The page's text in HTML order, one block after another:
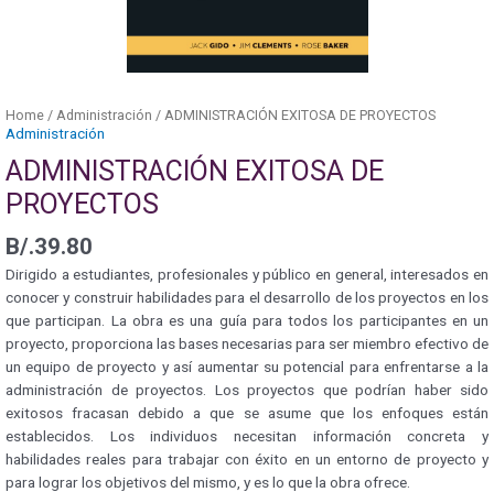
Home / Administración / ADMINISTRACIÓN EXITOSA DE PROYECTOS
Administración
ADMINISTRACIÓN EXITOSA DE
PROYECTOS
B/.39.80
Dirigido a estudiantes, profesionales y público en general, interesados en
conocer y construir habilidades para el desarrollo de los proyectos en los
que participan. La obra es una guía para todos los participantes en un
proyecto, proporciona las bases necesarias para ser miembro efectivo de
un equipo de proyecto y así aumentar su potencial para enfrentarse a la
administración de proyectos. Los proyectos que podrían haber sido
exitosos fracasan debido a que se asume que los enfoques están
establecidos. Los individuos necesitan información concreta y
habilidades reales para trabajar con éxito en un entorno de proyecto y
para lograr los objetivos del mismo, y es lo que la obra ofrece.